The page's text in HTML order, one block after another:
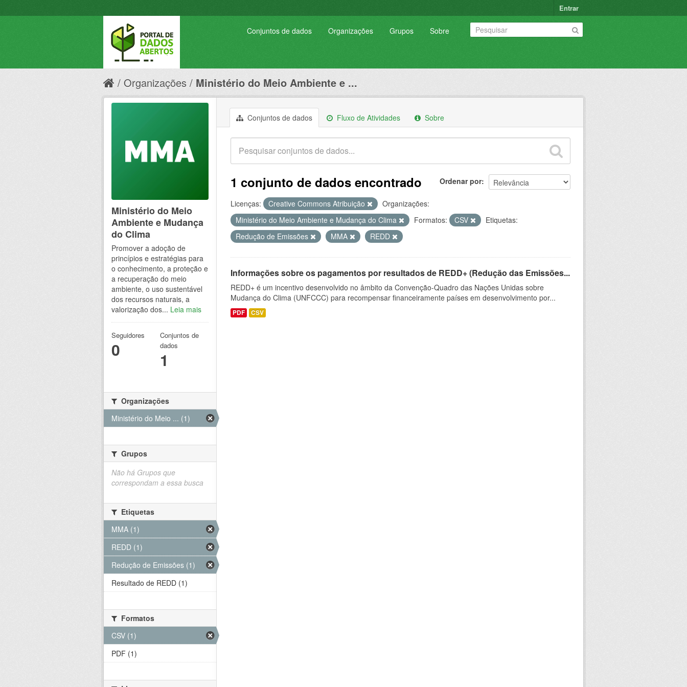
Entrar
Conjuntos de dados Organizações Grupos Sobre
Organizações Ministério do Meio Ambiente e ...
Conjuntos de dados Fluxo de Atividades Sobre
Ordenar por
1 conjunto de dados encontrado
Licenças: Creative Commons Atribuição
Organizações:
Ministério do Meio Ambiente e Mudança do Clima
Formatos: CSV
Etiquetas:
Redução de Emissões
MMA REDD
Informações sobre os pagamentos por resultados de REDD+ (Redução das Emissões...
REDD+ é um incentivo desenvolvido no âmbito da Convenção-Quadro das Nações Unidas sobre
Mudança do Clima (UNFCCC) para recompensar financeiramente países em desenvolvimento por...
PDF CSV
Ministério do Meio
Ambiente e Mudança
do Clima
Promover a adoção de
princípios e estratégias para
o conhecimento, a proteção e
a recuperação do meio
ambiente, o uso sustentável
dos recursos naturais, a
valorização dos... Leia mais
Seguidores
0
Conjuntos de
dados
1
Organizações
Ministério do Meio ... (1)
Grupos
Não há Grupos que
correspondam a essa busca
Etiquetas
MMA (1)
REDD (1)
Redução de Emissões (1)
Resultado de REDD (1)
Formatos
CSV (1)
PDF (1)